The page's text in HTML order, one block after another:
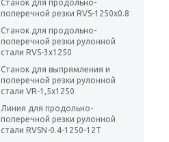
Станок для продольно-
поперечной резки RVS-1250x0.8
Станок для продольно-
поперечной резки рулонной
стали RVS-3х1250
Станок для выпрямления и
поперечной резки рулонной
стали VR-1,5х1250
Линия для продольно-
поперечной резки рулонной
стали RVSN-0.4-1250-12T